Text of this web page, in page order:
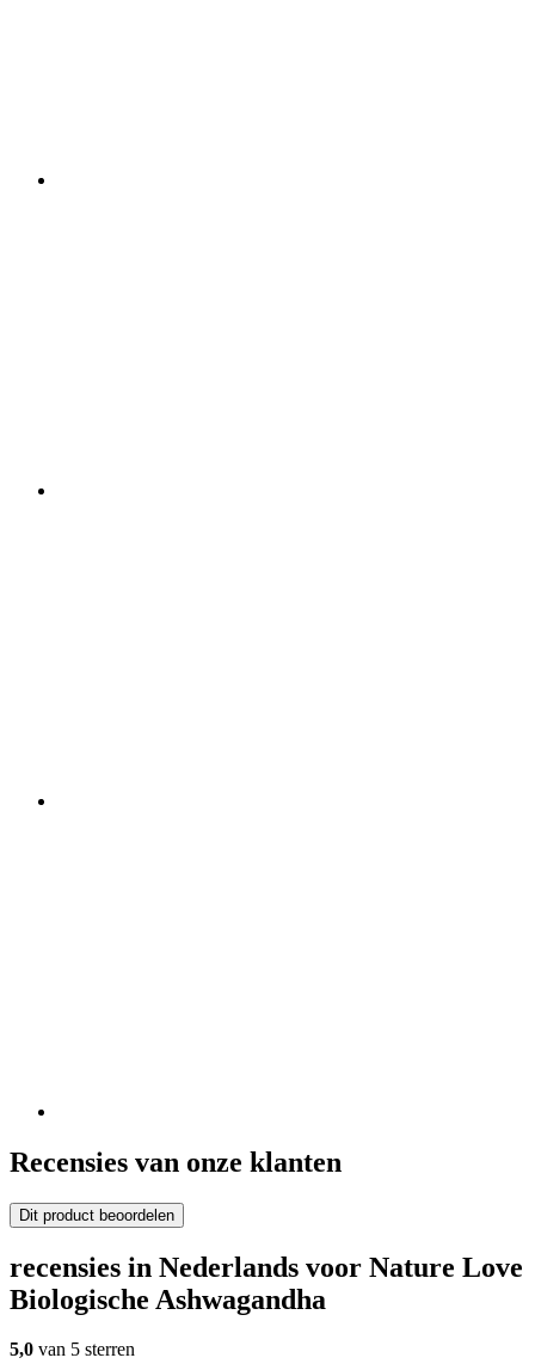
Recensies van onze klanten
Dit product beoordelen
recensies in Nederlands voor Nature Love
Biologische Ashwagandha
5,0 van 5 sterren